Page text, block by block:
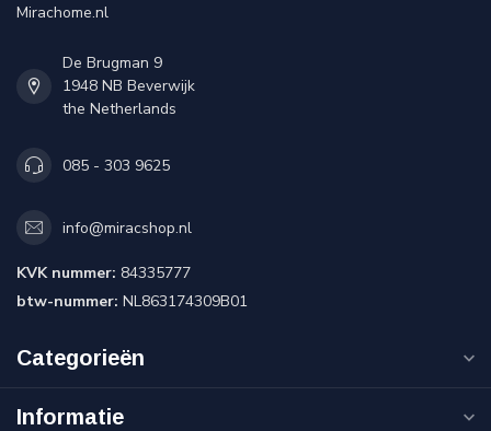
Mirachome.nl
De Brugman 9
1948 NB Beverwijk
the Netherlands
085 - 303 9625
info@miracshop.nl
KVK nummer: 84335777
btw-nummer: NL863174309B01
Categorieën
Informatie